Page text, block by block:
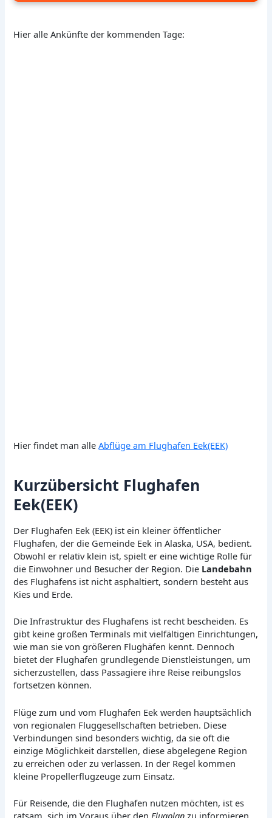
Hier alle Ankünfte der kommenden Tage:
Hier findet man alleAbflüge am Flughafen Eek(EEK)
Kurzübersicht Flughafen
Eek(EEK)
Der Flughafen Eek (EEK) ist ein kleiner öffentlicher
Flughafen, der die Gemeinde Eek in Alaska, USA, bedient.
Obwohl er relativ klein ist, spielt er eine wichtige Rolle für
die Einwohner und Besucher der Region. Die Landebahn
des Flughafens ist nicht asphaltiert, sondern besteht aus
Kies und Erde.
Die Infrastruktur des Flughafens ist recht bescheiden. Es
gibt keine großen Terminals mit vielfältigen Einrichtungen,
wie man sie von größeren Flughäfen kennt. Dennoch
bietet der Flughafen grundlegende Dienstleistungen, um
sicherzustellen, dass Passagiere ihre Reise reibungslos
fortsetzen können.
Flüge zum und vom Flughafen Eek werden hauptsächlich
von regionalen Fluggesellschaften betrieben. Diese
Verbindungen sind besonders wichtig, da sie oft die
einzige Möglichkeit darstellen, diese abgelegene Region
zu erreichen oder zu verlassen. In der Regel kommen
kleine Propellerflugzeuge zum Einsatz.
Für Reisende, die den Flughafen nutzen möchten, ist es